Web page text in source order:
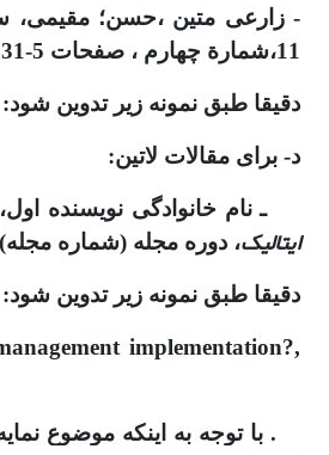
- زارعی متین ،حسن؛ مقیمی، سیدمحمد؛ غفوریان یاورپناه،
11،شمارة چهارم ، صفحات 5-31.
دقیقا طبق نمونه زیر تدوین شود:
د- برای مقالات لاتین:
ـ نام خانوادگی نویسنده
ایتالیک، دوره مجله (شماره
دقیقا طبق نمونه زیر تدوین شود:
implementation?,